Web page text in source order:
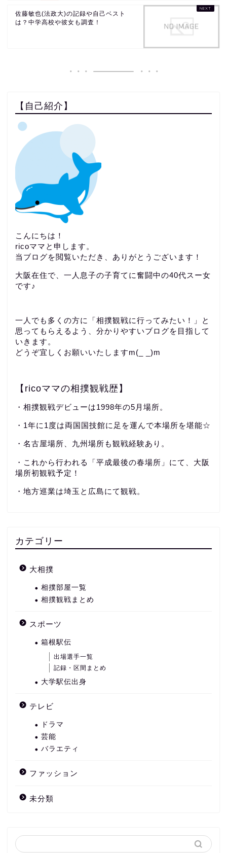
佐藤敏也(法政大)の記録や自己ベスト
は？中学高校や彼女も調査！
【自己紹介】
こんにちは！
ricoママと申します。
当ブログを閲覧いただき、ありがとうございます！
大阪在住で、一人息子の子育てに奮闘中の40代スー女
です♪
一人でも多くの方に「相撲観戦に行ってみたい！」と
思ってもらえるよう、分かりやすいブログを目指して
いきます。
どうぞ宜しくお願いいたしますm(_ _)m
【ricoママの相撲観戦歴】
・相撲観戦デビューは1998年の5月場所。
・1年に1度は両国国技館に足を運んで本場所を堪能☆
・名古屋場所、九州場所も観戦経験あり。
・これから行われる「平成最後の春場所」にて、大阪
場所初観戦予定！
・地方巡業は埼玉と広島にて観戦。
カテゴリー
大相撲
相撲部屋一覧
相撲観戦まとめ
スポーツ
箱根駅伝
出場選手一覧
記録・区間まとめ
大学駅伝出身
テレビ
ドラマ
芸能
バラエティ
ファッション
未分類